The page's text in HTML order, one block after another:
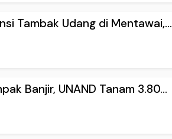
Tambak Udang di Mentawai,...
Banjir, UNAND Tanam 3.80...